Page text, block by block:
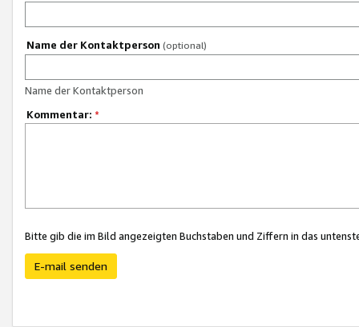
Name der Kontaktperson (optional)
Name der Kontaktperson
Kommentar: *
Bitte gib die im Bild angezeigten Buchstaben und Ziffern in das
E-mail senden